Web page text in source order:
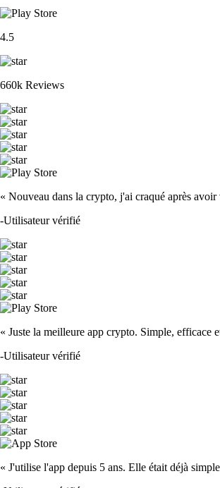
4.5
660k Reviews
« Nouveau dans la crypto, j'ai craqué après
-Utilisateur vérifié
« Juste la meilleure app crypto. Simple, efficace
-Utilisateur vérifié
« J'utilise l'app depuis 5 ans. Elle était déjà